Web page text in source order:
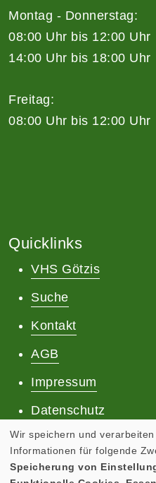
Montag - Donnerstag:
08:00 Uhr bis 12:00 Uhr
14:00 Uhr bis 18:00 Uhr
Freitag:
08:00 Uhr bis 12:00 Uhr
Quicklinks
VHS Götzis
Suche
Kontakt
AGB
Impressum
Datenschutz
Wir speichern und
Informationen für folgende
Speicherung von